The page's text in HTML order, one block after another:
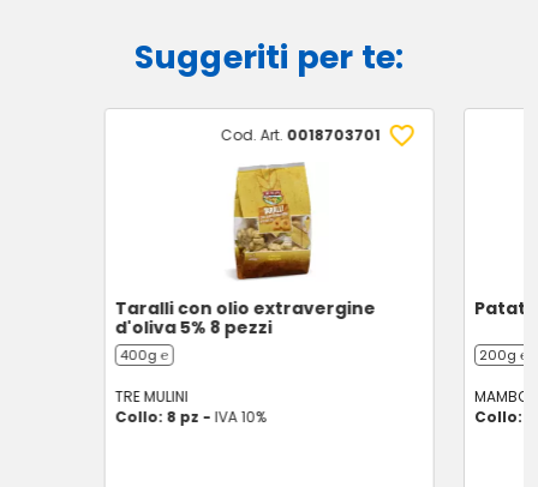
Suggeriti per te:
Cod. Art. 0018703701
Taralli con olio extravergine
d'oliva 5% 8 pezzi
400g ℮
TRE MULINI
Collo: 8 pz - IVA 10%
200g ℮
MAMBO
Collo: